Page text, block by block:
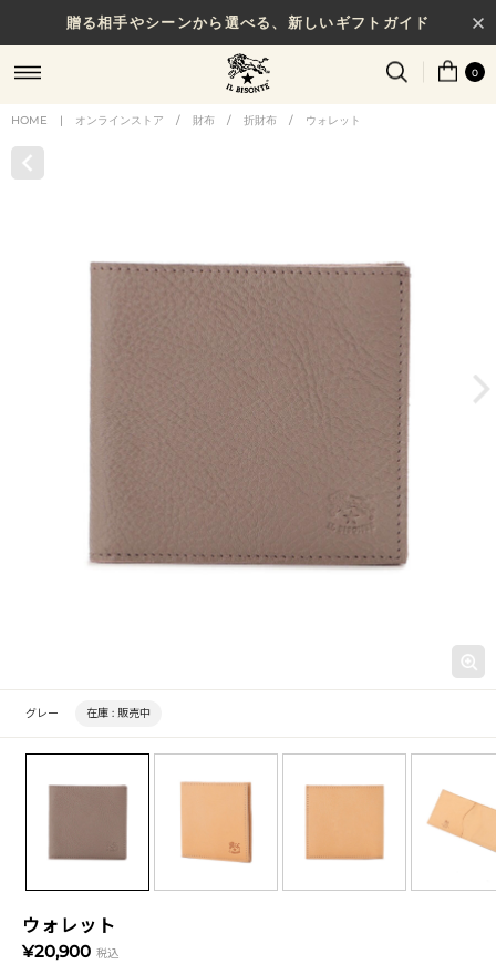
贈る相手やシーンから選べる、新しいギフトガイド
0
HOME | オンラインストア / 財布 / 折財布 / ウォレット
ウォレット
¥20,900 税込
グレー 在庫 : 販売中